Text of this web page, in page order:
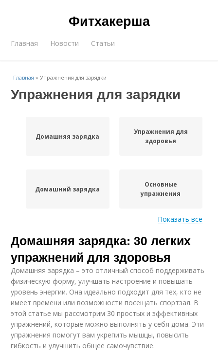
Фитхакерша
Главная Новости Статьи
Главная »Упражнения для зарядки
Упражнения для зарядки
Домашняя зарядка
Упражнения для
здоровья
Домашний зарядка
Основные
упражнения
Упражнения для
домашней зарядки
Упражнения для
мышц
Упражнения для рук Упражнения для ног
Упражнения для
гибкости
Преимущества от
регулярной зарядки
Показать все
Домашняя зарядка: 30 легких
упражнений для здоровья
Домашняя зарядка – это отличный способ поддерживать
физическую форму, улучшать настроение и повышать
уровень энергии. Она идеально подходит для тех, кто не
имеет времени или возможности посещать спортзал. В
этой статье мы рассмотрим 30 простых и эффективных
упражнений, которые можно выполнять у себя дома. Эти
упражнения помогут вам укрепить мышцы, повысить
гибкость и улучшить общее самочувствие.